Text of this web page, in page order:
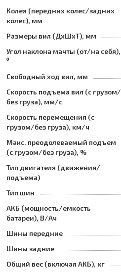
Колея (передних колес/задних
колес), мм
Размеры вил (ДхШхТ), мм
Угол наклона мачты (от/на себя),
⁰
Свободный ход вил, мм
Скорость подъема вил (с грузом/
без груза), мм/с
Скорость перемещения (с
грузом/без груза), км/ч
Макс. преодолеваемый подъем
(с грузом/без груза), %
Тип двигателя (движения/
подъема)
Тип шин
АКБ (мощность/емкость
батареи), В/Ач
Шины передние
Шины задние
Общий вес (включая АКБ), кг